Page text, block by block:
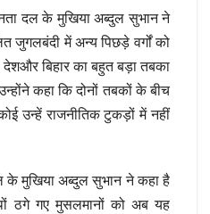
दल के मुखिया अब्दुल सुभान ने
जुगलबंदी में अन्य पिछड़े वर्गों को
बिहार का बहुत बड़ा तबका
कहा कि दोनों तबकों के बीच
उन्हें राजनीतिक टुकड़ों में नहीं
के मुखिया अब्दुल सुभान ने कहा है
ठगे गए मुसलमानों को अब यह